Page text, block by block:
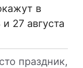
в
27 августа
праздник,